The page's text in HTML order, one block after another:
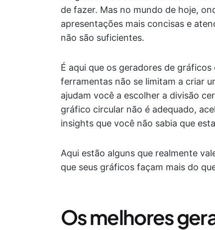
de fazer. Mas no mundo de hoje,
apresentações mais concisas e
não são suficientes.
É aqui que os geradores de
ferramentas não se limitam a criar
ajudam você a escolher a divisão
gráfico circular não é adequado,
insights que você não sabia que
Aqui estão alguns que realmente
que seus gráficos façam mais do
Os melhores